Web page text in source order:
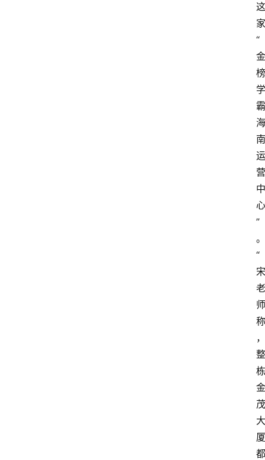
这
家
“
金
榜
学
霸
海
南
运
营
中
心
”
。
“
宋
老
师
称
，
整
栋
金
茂
大
厦
都